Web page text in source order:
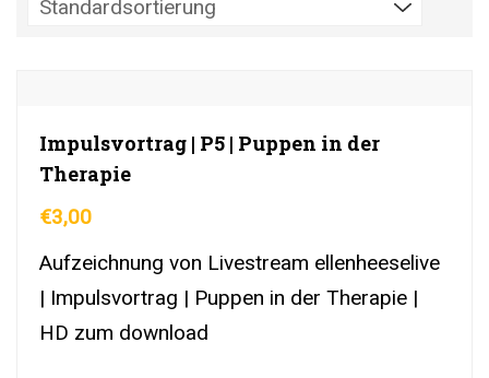
Impulsvortrag | P5 | Puppen in der
Therapie
€3,00
Aufzeichnung von Livestream ellenheeselive
| Impulsvortrag | Puppen in der Therapie |
HD zum download